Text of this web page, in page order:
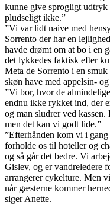
kunne give sprogligt
pludseligt ikke.”
”Vi var lidt naive med
Sorrento der har en
havde drømt om at bo i en
det lykkedes faktisk efter
Meta de Sorrento i en
skøn have med appelsin-
”Vi bor, hvor de
endnu ikke rykket ind, der
og man sludrer ved
men det kan vi godt lide.”
”Efterhånden kom vi i
forholde os til hoteller og
og så går det bedre. Vi
Gislev, og er vandreledere
arrangerer cykelture. Men
når gæsterne kommer
siger Anette.